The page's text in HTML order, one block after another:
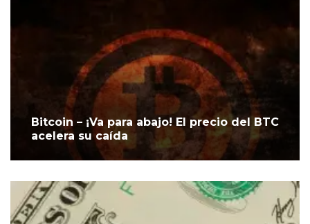
Bitcoin – ¡Va para abajo! El precio del BTC
acelera su caída